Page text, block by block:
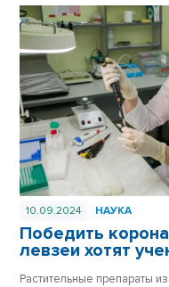
10.09.2024 НАУКА
Победить
левзеи хотят
Растительные препараты